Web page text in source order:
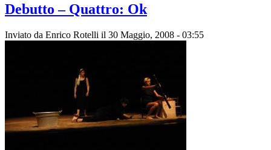
Debutto – Quattro: Ok
Inviato da Enrico Rotelli il 30 Maggio, 2008 - 03:55